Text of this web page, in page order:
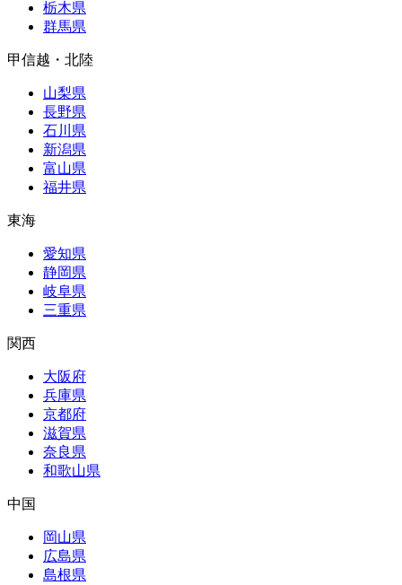
栃木県
群馬県
甲信越・北陸
山梨県
長野県
石川県
新潟県
富山県
福井県
東海
愛知県
静岡県
岐阜県
三重県
関西
大阪府
兵庫県
京都府
滋賀県
奈良県
和歌山県
中国
岡山県
広島県
島根県